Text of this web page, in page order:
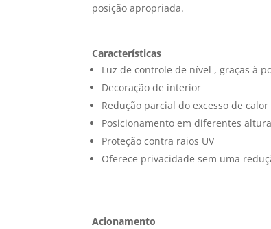
posição apropriada.
Características
Luz de controle de nível , graças à
Decoração de interior
Redução parcial do excesso de
Posicionamento em diferentes
Proteção contra raios UV
Oferece privacidade sem uma
Acionamento